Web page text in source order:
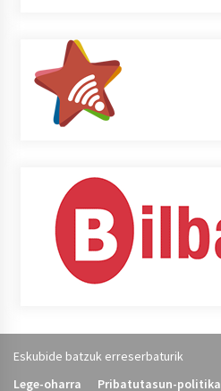
Eskubide batzuk erreserbaturik
Lege-oharra
Pribatutasun-politika